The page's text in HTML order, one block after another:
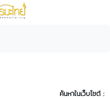
ค้นหาในเว็บไซต์ :